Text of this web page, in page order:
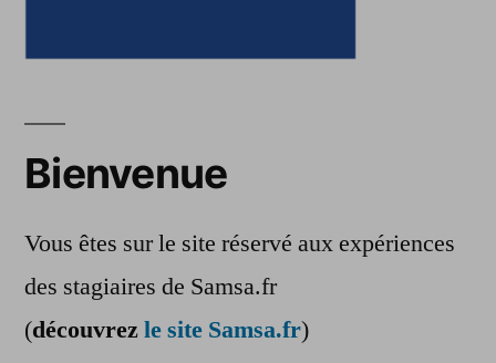
Bienvenue
Vous êtes sur le site réservé aux expériences
des stagiaires de Samsa.fr
(découvrezle site Samsa.fr)